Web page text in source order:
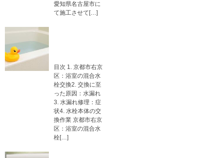
愛知県名古屋市に
て施工させて[…]
目次 1. 京都市右京
区：浴室の混合水
栓交換2. 交換に至
った原因：水漏れ
3. 水漏れ修理：症
状4. 水栓本体の交
換作業 京都市右京
区：浴室の混合水
栓[…]